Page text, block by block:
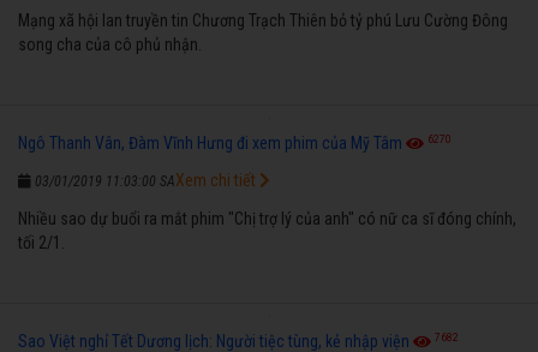
Mạng xã hội lan truyền tin Chương Trạch Thiên bỏ tỷ phú Lưu Cường Đông
song cha của cô phủ nhận.
Ngô Thanh Vân, Đàm Vĩnh Hưng đi xem phim của Mỹ Tâm 6270
03/01/2019 11:03:00 SA
Nhiều sao dự buổi ra mắt phim "Chị trợ lý của anh" có nữ ca sĩ đóng chính,
tối 2/1.
Xem chi tiết
Sao Việt nghỉ Tết Dương lịch: Người tiệc tùng, kẻ nhập viện 7682